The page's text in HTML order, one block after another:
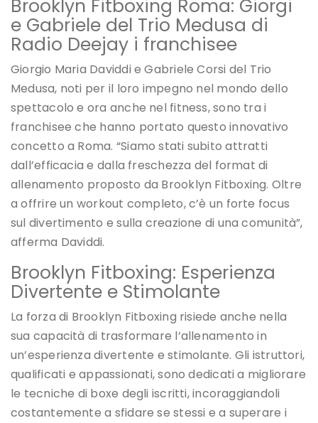
Brooklyn Fitboxing Roma: Giorgi
e Gabriele del Trio Medusa di
Radio Deejay i franchisee
Giorgio Maria Daviddi e Gabriele Corsi del Trio
Medusa, noti per il loro impegno nel mondo dello
spettacolo e ora anche nel fitness, sono tra i
franchisee che hanno portato questo innovativo
concetto a Roma. “Siamo stati subito attratti
dall’efficacia e dalla freschezza del format di
allenamento proposto da Brooklyn Fitboxing. Oltre
a offrire un workout completo, c’è un forte focus
sul divertimento e sulla creazione di una comunità”,
afferma Daviddi.
Brooklyn Fitboxing: Esperienza
Divertente e Stimolante
La forza di Brooklyn Fitboxing risiede anche nella
sua capacità di trasformare l’allenamento in
un’esperienza divertente e stimolante. Gli istruttori,
qualificati e appassionati, sono dedicati a migliorare
le tecniche di boxe degli iscritti, incoraggiandoli
costantemente a sfidare se stessi e a superare i